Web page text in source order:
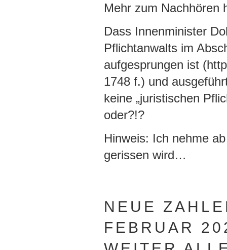
Mehr zum Nachhören
Dass Innenminister
Pflichtanwalts im
aufgesprungen ist
1748 f.) und
keine „juristischen
oder?!?
Hinweis: Ich nehme
gerissen wird…
NEUE
FEBRUAR